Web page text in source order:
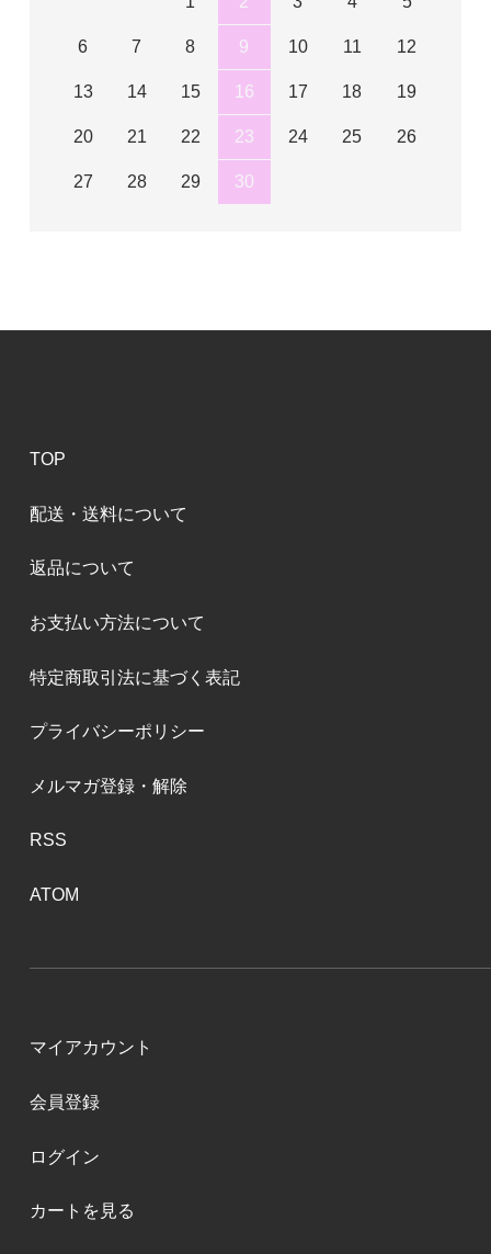
6 7 8 9 10 11 12
13 14 15 16 17 18 19
20 21 22 23 24 25 26
27 28 29 30
TOP
配送・送料について
返品について
お支払い方法について
特定商取引法に基づく表記
プライバシーポリシー
メルマガ登録・解除
RSS
ATOM
マイアカウント
会員登録
ログイン
カートを見る